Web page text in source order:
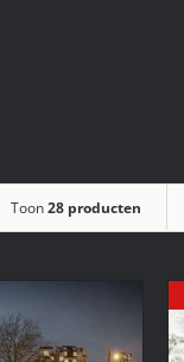
Toon28 producten